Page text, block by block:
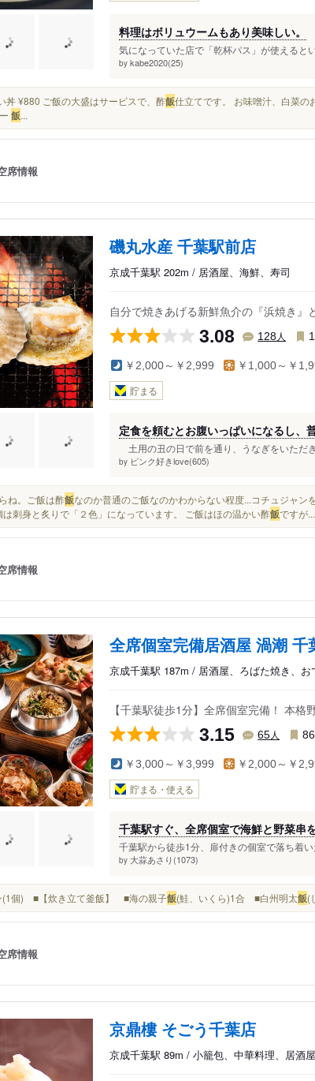
料理はボリュウームもあり美味しい。
気になっていた店で「乾杯パス」が使えると
by kabe2020(25)
丼 ¥880 ご飯の大盛はサービスで、酢飯仕立てです。 お味噌汁、白菜
飯...
席情報
磯丸水産 千葉駅前店
京成千葉駅 202m / 居酒屋、海鮮、寿司
自分で焼きあげる新鮮魚介の『浜焼き』
3.08 128人
￥2,000～￥2,999 ￥1,000～￥
貯まる
定食を頼むとお腹いっぱいになるし、
土用の丑の日で前を通り、うなぎをいただ
by ピンク好きlove(605)
ね。ご飯は酢飯なのか普通のご飯なのかわからない程度...コチュジャン
は刺身と炙りで「２色」になっています。 ご飯はほの温かい酢飯ですが...
席情報
全席個室完備居酒屋 渦潮 千
京成千葉駅 187m / 居酒屋、ろばた焼き、お
【千葉駅徒歩1分】全席個室完備！ 本
3.15 65人
￥3,000～￥3,999 ￥2,000～￥
貯まる・使える
千葉駅すぐ、全席個室で海鮮と野菜串
千葉駅から徒歩1分、扉付きの個室で落ち着
by 大蒜あさり(1073)
個) ■【炊き立て釜飯】 ■海の親子飯(鮭、いくら)1合 ■白州明太飯(
席情報
京鼎樓 そごう千葉店
京成千葉駅 89m / 小籠包、中華料理、居酒屋